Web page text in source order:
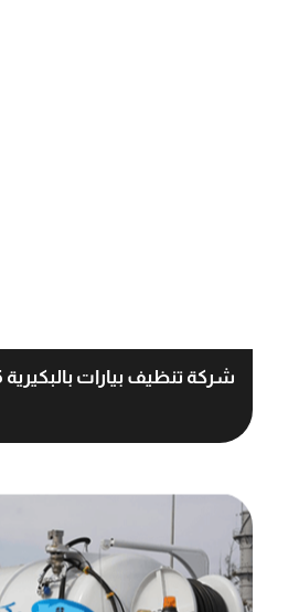
شركة تنظيف بيارات بالبكيرية 0533766855